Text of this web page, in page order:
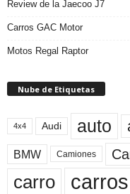
Review de la Jaecoo J7
Carros GAC Motor
Motos Regal Raptor
Nube de Etiquetas
4x4 Audi auto
BMW Camiones
carro carros